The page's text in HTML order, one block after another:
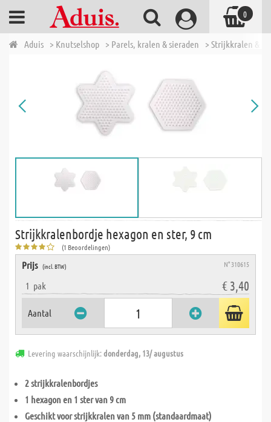
Aduis > Knutselshop > Parels, kralen & sieraden > Strijkkralen &
Strijkkralenbordje hexagon en ster, 9 cm
(1 Beoordelingen)
Prijs (incl. BTW) N° 310615
1 pak € 3,40
Aantal
Levering waarschijnlijk:donderdag, 13/ augustus
2 strijkkralenbordjes
1 hexagon en 1 ster van 9 cm
Geschikt voor strijkkralen van 5 mm (standaardmaat)
0